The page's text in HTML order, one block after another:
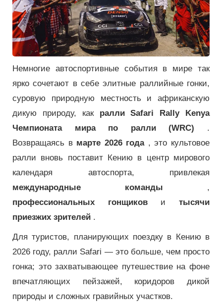
Немногие автоспортивные события в мире так
ярко сочетают в себе элитные раллийные гонки,
суровую природную местность и африканскую
дикую природу, как ралли Safari Rally Kenya
Чемпионата мира по ралли (WRC) .
Возвращаясь в марте 2026 года, это культовое
ралли вновь поставит Кению в центр мирового
календаря автоспорта, привлекая
международные команды ,
профессиональных гонщиковитысячи
приезжих зрителей .
Для туристов, планирующих поездку в Кению в
2026 году, ралли Safari — это больше, чем просто
гонка; это захватывающее путешествие на фоне
впечатляющих пейзажей, коридоров дикой
природы и сложных гравийных участков.